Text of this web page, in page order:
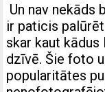
Un nav nekāds
ir paticis
skar kaut
dzīvē. Šie foto
popularitātes